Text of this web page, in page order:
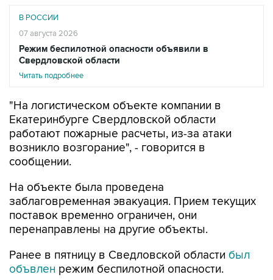
В РОССИИ
07 августа 2026
Режим беспилотной опасности объявили в
Свердловской области
Читать подробнее
"На логистическом объекте компании в
Екатеринбурге Свердловской области
работают пожарные расчеты, из-за атаки
возникло возгорание", - говорится в
сообщении.
На объекте была проведена
заблаговременная эвакуация. Прием текущих
поставок временно ограничен, они
перенаправлены на другие объекты.
Ранее в пятницу в Сведловской области был
объвлен режим беспилотной опасности.